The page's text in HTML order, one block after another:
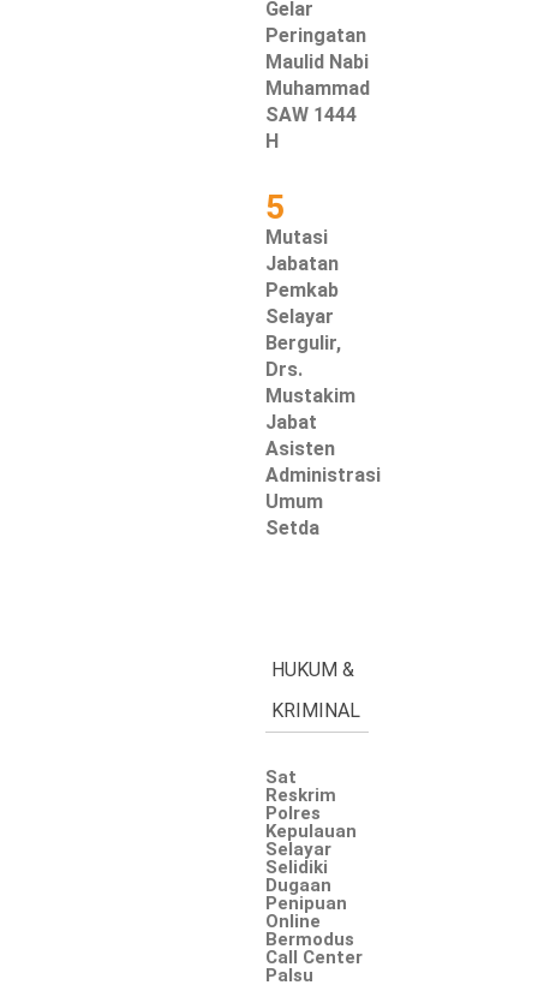
Gelar
Peringatan
Maulid Nabi
Muhammad
SAW 1444
H
5
Mutasi
Jabatan
Pemkab
Selayar
Bergulir,
Drs.
Mustakim
Jabat
Asisten
Administrasi
Umum
Setda
HUKUM &
KRIMINAL
Sat
Reskrim
Polres
Kepulauan
Selayar
Selidiki
Dugaan
Penipuan
Online
Bermodus
Call Center
Palsu